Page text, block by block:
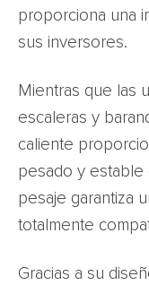
proporciona una
sus inversores.
Mientras que las
escaleras y
caliente
pesado y estable
pesaje garantiza
totalmente
Gracias a su